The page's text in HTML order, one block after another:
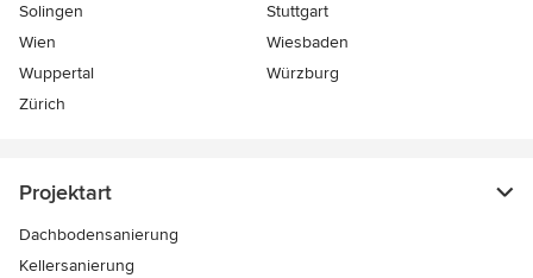
Solingen
Stuttgart
Wien
Wiesbaden
Wuppertal
Würzburg
Zürich
Projektart
Dachbodensanierung
Kellersanierung